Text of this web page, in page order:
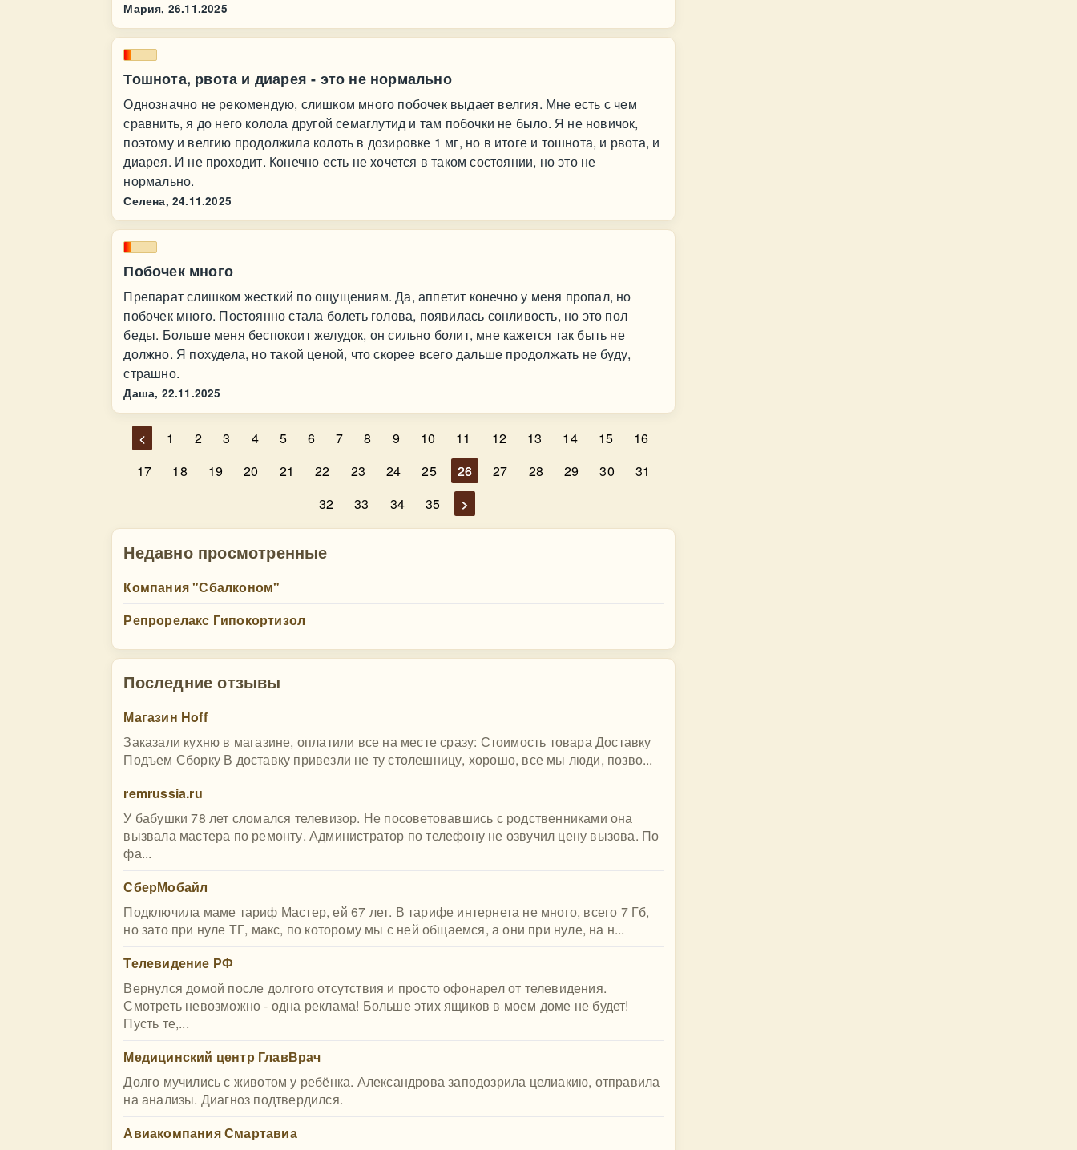
Мария, 26.11.2025
Тошнота, рвота и диарея - это не нормально
Однозначно не рекомендую, слишком много побочек выдает велгия. Мне есть с чем
сравнить, я до него колола другой семаглутид и там побочки не было. Я не новичок,
поэтому и велгию продолжила колоть в дозировке 1 мг, но в итоге и тошнота, и рвота, и
диарея. И не проходит. Конечно есть не хочется в таком состоянии, но это не
нормально.
Селена, 24.11.2025
Побочек много
Препарат слишком жесткий по ощущениям. Да, аппетит конечно у меня пропал, но
побочек много. Постоянно стала болеть голова, появилась сонливость, но это пол
беды. Больше меня беспокоит желудок, он сильно болит, мне кажется так быть не
должно. Я похудела, но такой ценой, что скорее всего дальше продолжать не буду,
страшно.
Даша, 22.11.2025
< 1 2 3 4 5 6 7 8 9 10 11 12 13 14 15
16
17
18 19 20 21 22 23 24 25 26 27 28 29 30
31
32
33 34 35 >
Недавно просмотренные
Компания "Сбалконом"
Репрорелакс Гипокортизол
Последние отзывы
Магазин Hoff
Заказали кухню в магазине, оплатили все на месте сразу: Стоимость товара Доставку
Подъем Сборку В доставку привезли не ту столешницу, хорошо, все мы люди, позво...
remrussia.ru
У бабушки 78 лет сломался телевизор. Не посоветовавшись с родственниками она
вызвала мастера по ремонту. Администратор по телефону не озвучил цену вызова. По
фа...
СберМобайл
Подключила маме тариф Мастер, ей 67 лет. В тарифе интернета не много, всего 7 Гб,
но зато при нуле ТГ, макс, по которому мы с ней общаемся, а они при нуле, на н...
Телевидение РФ
Вернулся домой после долгого отсутствия и просто офонарел от телевидения.
Смотреть невозможно - одна реклама! Больше этих ящиков в моем доме не будет!
Пусть те,...
Медицинский центр ГлавВрач
Долго мучились с животом у ребёнка. Александрова заподозрила целиакию, отправила
на анализы. Диагноз подтвердился.
Авиакомпания Смартавиа